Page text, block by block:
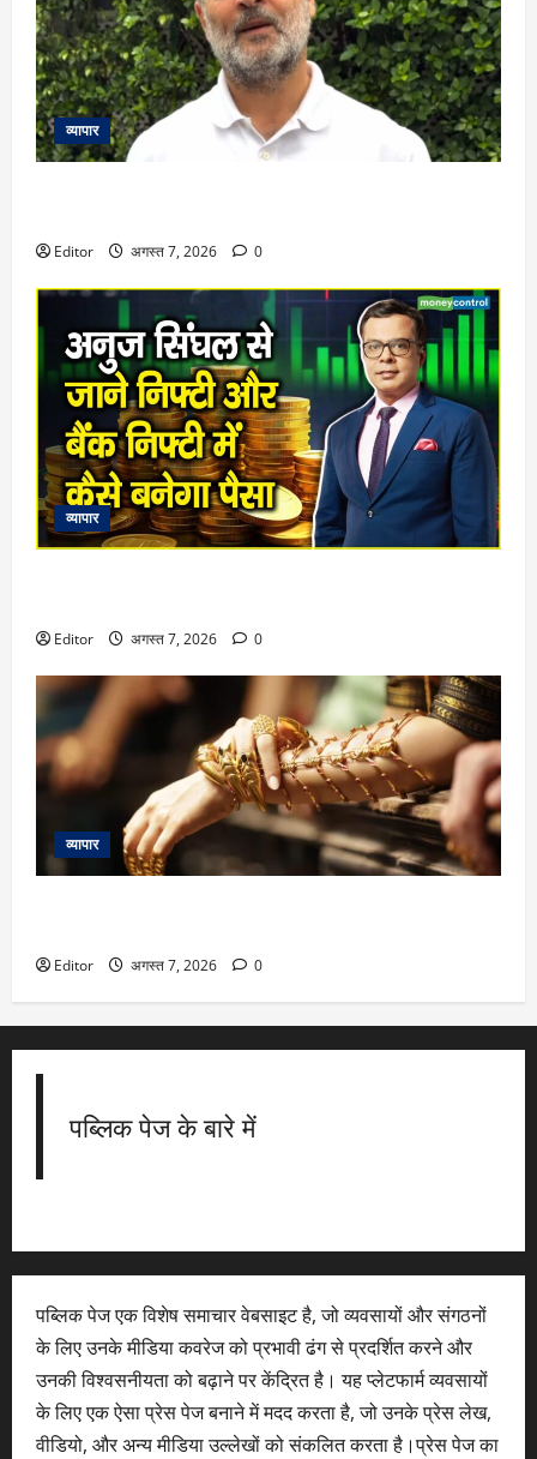
व्यापार
Editor अगस्त 7, 2026 0
व्यापार
Editor अगस्त 7, 2026 0
व्यापार
Editor अगस्त 7, 2026 0
पब्लिक पेज के बारे में
पब्लिक पेज एक विशेष समाचार वेबसाइट है, जो व्यवसायों और संगठनों
के लिए उनके मीडिया कवरेज को प्रभावी ढंग से प्रदर्शित करने और
उनकी विश्वसनीयता को बढ़ाने पर केंद्रित है। यह प्लेटफार्म व्यवसायों
के लिए एक ऐसा प्रेस पेज बनाने में मदद करता है, जो उनके प्रेस लेख,
वीडियो, और अन्य मीडिया उल्लेखों को संकलित करता है।प्रेस पेज का